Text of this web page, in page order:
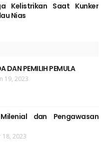
Kelistrikan Saat Kunker
Nias
DAN PEMILIH PEMULA
19, 2023
dan Pengawasan
18, 2023